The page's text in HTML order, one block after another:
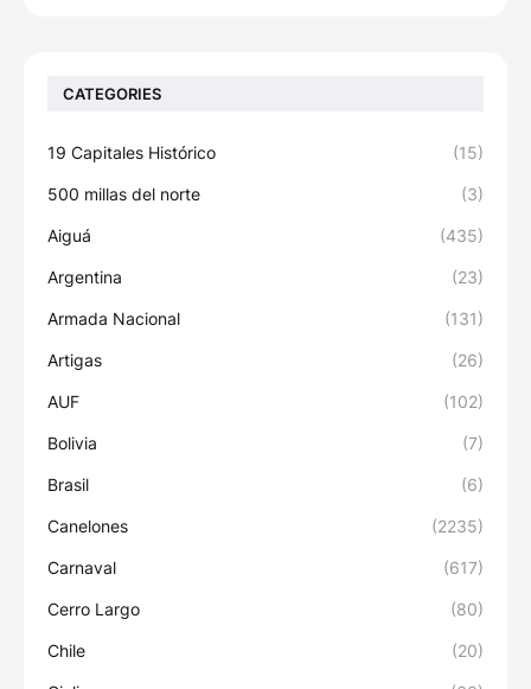
CATEGORIES
19 Capitales Histórico (15)
500 millas del norte (3)
Aiguá (435)
Argentina (23)
Armada Nacional (131)
Artigas (26)
AUF (102)
Bolivia (7)
Brasil (6)
Canelones (2235)
Carnaval (617)
Cerro Largo (80)
Chile (20)